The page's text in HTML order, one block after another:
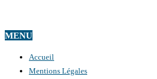
MENU
Accueil
Mentions Légales